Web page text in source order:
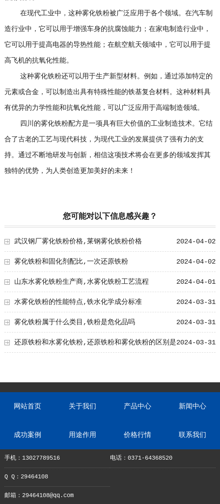
在现代工业中，这种雾化铁粉被广泛应用于各个领域。在汽车制
造行业中，它可以用于增强车身的抗腐蚀能力；在家电制造行业中，
它可以用于提高电器的导热性能；在航空航天领域中，它可以用于提
高飞机的抗氧化性能。
这种雾化铁粉还可以用于生产新型材料。例如，通过添加特定的
元素或合金，可以制造出具有特殊性能的铁基复合材料。这种材料具
有优异的力学性能和抗氧化性能，可以广泛应用于高端制造领域。
四川的雾化铁粉配方是一项具有巨大价值的工业制造技术。它结
合了古老的工艺与现代科技，为现代工业的发展提供了强有力的支
持。通过不断地研发与创新，相信这项技术将会在更多的领域发挥其
独特的优势，为人类创造更加美好的未来！
您可能对以下信息感兴趣？
2024-04-02
武汉钢厂雾化铁粉价格,莱钢雾化铁粉价格
2024-04-02
雾化铁粉和固化剂配比,一次还原铁粉
2024-04-01
山东水雾化铁粉生产商,水雾化铁粉工艺流程
2024-03-31
水雾化铁粉的性能特点,铁水化学成分标准
2024-03-31
雾化铁粉属于什么类目,铁粉是危化品吗
2024-03-31
还原铁粉和水雾化铁粉,还原铁粉和雾化铁粉的区别是
网站首页 关于我们 产品中心 新闻中心
成功案例 用途作用 价格行情 联系我们
手机：13027789516 电话：0371-64368520
Q Q：29464108
邮箱：29464108@qq.com